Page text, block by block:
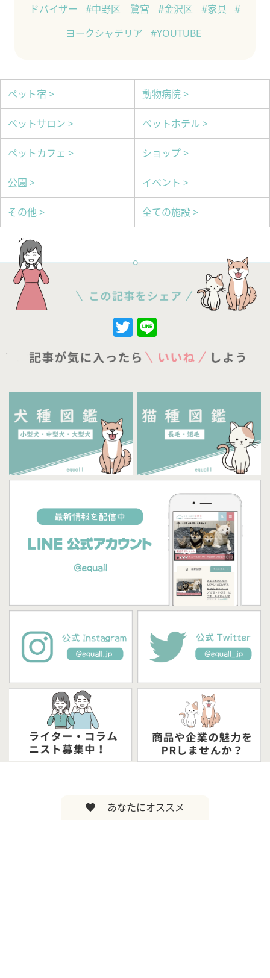
ドバイザー
#中野区 鷺宮 #金沢区 #家具
#
ヨークシャテリア
#YOUTUBE
ペット宿 > 動物病院 >
ペットサロン > ペットホテル >
ペットカフェ > ショップ >
公園 > イベント >
その他 > 全ての施設 >
Twitter
あなたにオススメ